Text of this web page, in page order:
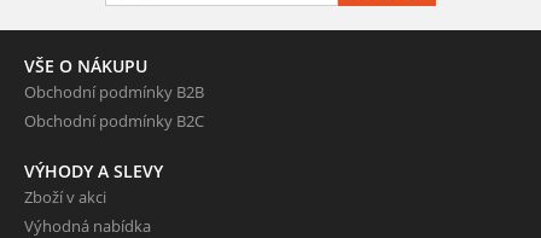
VŠE O NÁKUPU
Obchodní podmínky B2B
Obchodní podmínky B2C
VÝHODY A SLEVY
Zboží v akci
Výhodná nabídka